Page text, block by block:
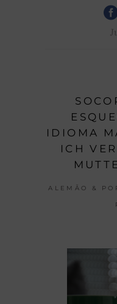
IDIOMA
ICH
ALEMÃO &